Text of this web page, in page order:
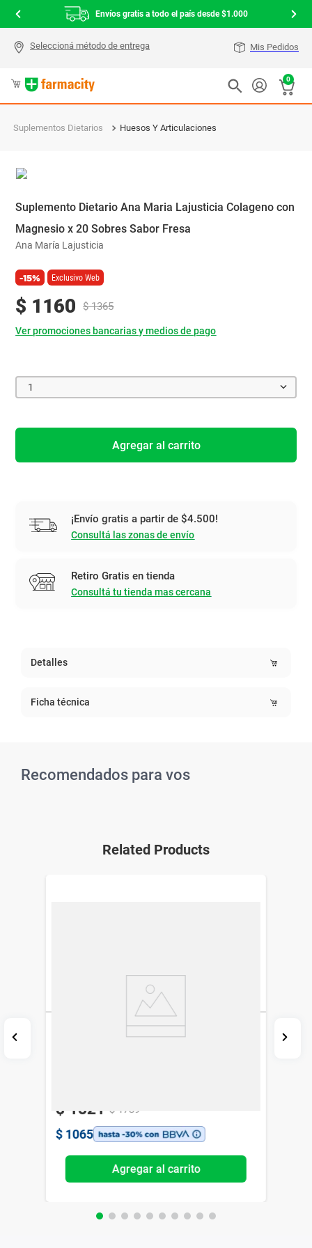
Envíos gratis a todo el país desde $1.000
Mis Pedidos
0
Suplementos Dietarios Huesos Y Articulaciones
Suplemento Dietario Ana Maria Lajusticia Colageno con
Magnesio x 20 Sobres Sabor Fresa
Ana María Lajusticia
-15% Exclusivo Web
$ 1160 $ 1365
Ver promociones bancarias y medios de pago
1
Agregar al carrito
¡Envío gratis a partir de $4.500!
Consultá las zonas de envío
Retiro Gratis en tienda
Consultá tu tienda mas cercana
Detalles
Ficha técnica
Recomendados para vos
Related Products
$ 1521 $ 1789
$ 1065
Agregar al carrito